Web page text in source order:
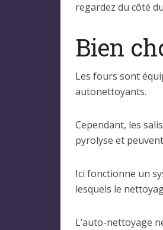
regardez du côté du
Bien
Les fours sont
autonettoyants.
Cependant, les
pyrolyse et
Ici fonctionne un
lesquels le
L’auto-nettoyage